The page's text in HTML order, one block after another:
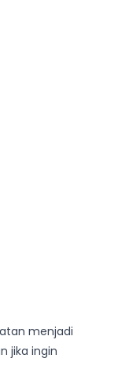
menjadi
jika ingin